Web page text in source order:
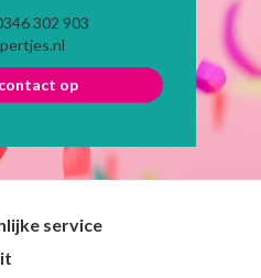
302 903
op
service